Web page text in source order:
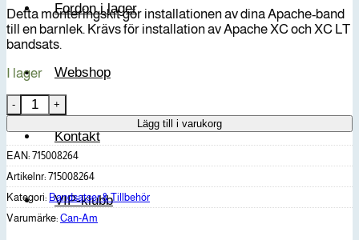
Fordon i lager
Webshop
Kontakt
VIP-klubb
Detta monteringskit gör installationen av dina Apache-band
till en barnlek. Krävs för installation av Apache XC och XC LT
bandsats.
I lager
Can-Am Apache XC & XC LT monteringskit mängd
Lägg till i varukorg
EAN: 715008264
Artikelnr: 715008264
Kategori: Bandsatser & Tillbehör
Varumärke: Can-Am